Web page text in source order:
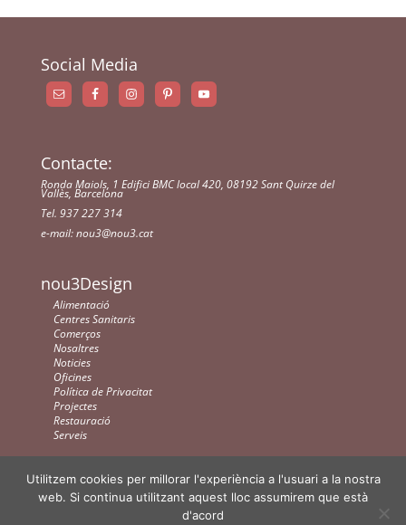
Social Media
Contacte:
Ronda Maiols, 1 Edifici BMC local 420, 08192 Sant Quirze del
Vallès, Barcelona
Tel. 937 227 314
e-mail:nou3@nou3.cat
nou3Design
Alimentació
Centres Sanitaris
Comerços
Nosaltres
Noticies
Oficines
Política de Privacitat
Projectes
Restauració
Serveis
Utilitzem cookies per millorar l'experiència a l'usuari a la nostra
web. Si continua utilitzant aquest lloc assumirem que està
d'acord